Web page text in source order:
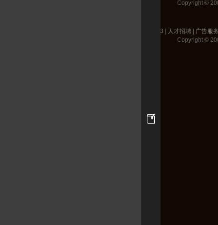
Copyright ©
关于17173 人才招聘
广告服
Copyright ©